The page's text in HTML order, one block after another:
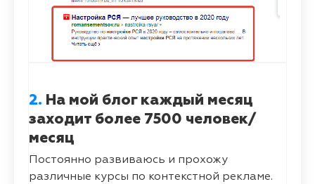
2. На мой блог каждый месяц
заходит более 7500 человек/
месяц
Постоянно развиваюсь и прохожу
различные курсы по контекстной рекламе.